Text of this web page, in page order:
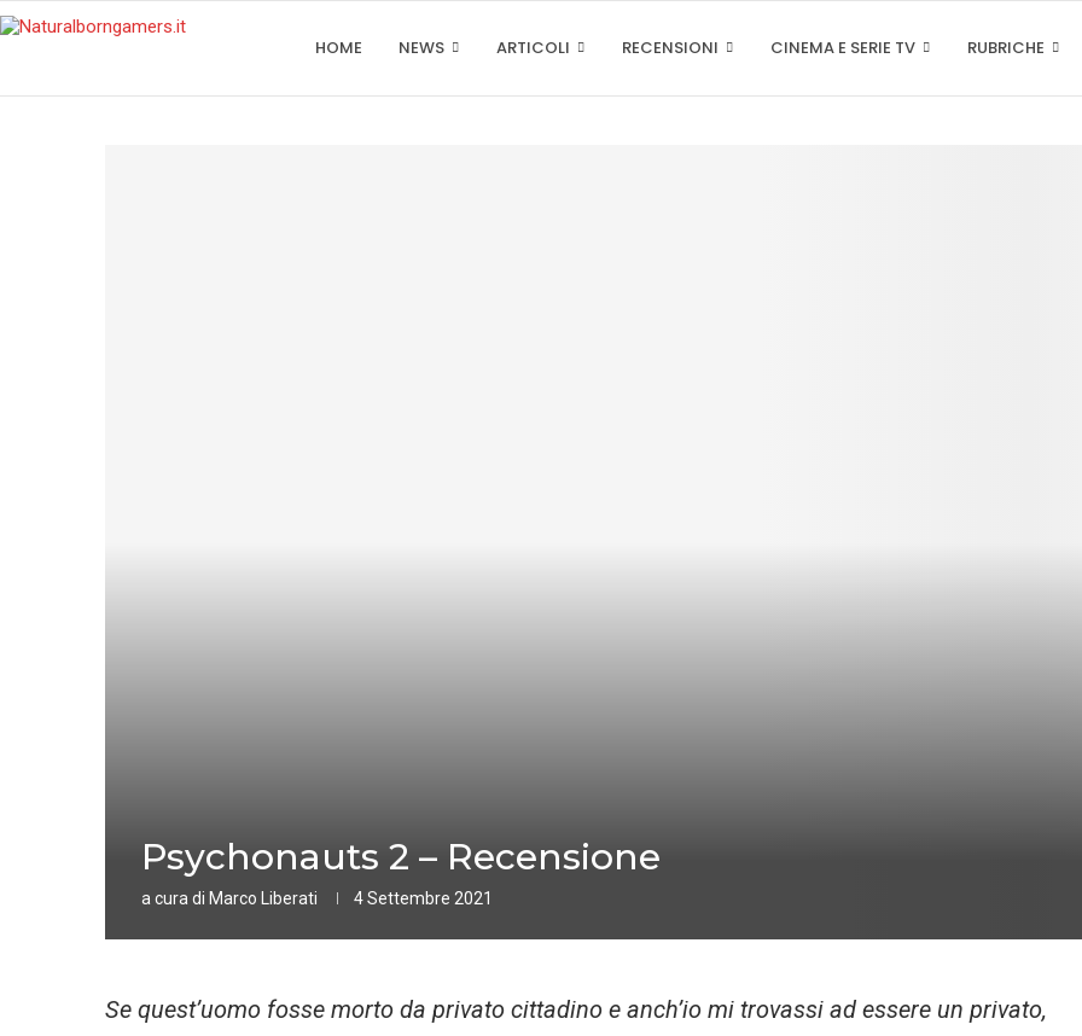
HOME NEWS ARTICOLI RECENSIONI CINEMA E SERIE TV RUBRICHE
Psychonauts 2 – Recensione
a cura di Marco Liberati 4 Settembre 2021
Se quest’uomo fosse morto da privato cittadino e anch’io mi trovassi ad essere un privato,